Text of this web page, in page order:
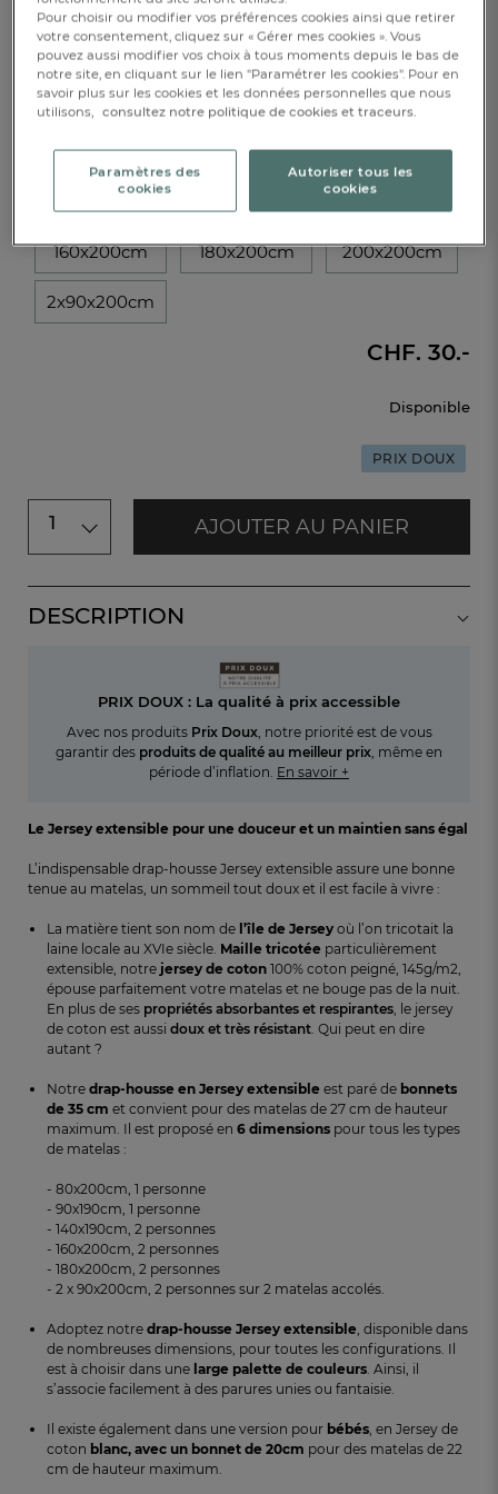
Drap-housse 1 pers. bonnet 35 cm
160x200cm 180x200cm 200x200cm
2x90x200cm
Disponible
CHF. 30.-
PRIX DOUX
1 AJOUTER AU PANIER
DESCRIPTION
PRIX DOUX : La qualité à prix accessible
Avec nos produits Prix Doux, notre priorité est de vous
garantir des produits de qualité au meilleur prix , même en
période d’inflation. En savoir +
Le Jersey extensible pour une douceur et un maintien sans égal
L’indispensable drap-housse Jersey extensible assure une bonne
tenue au matelas, un sommeil tout doux et il est facile à vivre :
La matière tient son nom de l’île de Jersey où l’on tricotait la
laine locale au XVIe siècle. Maille tricotée particulièrement
extensible, notre jersey de coton 100% coton peigné, 145g/m2,
épouse parfaitement votre matelas et ne bouge pas de la nuit.
En plus de ses propriétés absorbantes et respirantes , le jersey
de coton est aussi doux et très résistant . Qui peut en dire
autant ?
Notre drap-housse en Jersey extensible est paré de bonnets
de 35 cm et convient pour des matelas de 27 cm de hauteur
maximum. Il est proposé en 6 dimensions pour tous les types
de matelas :
- 80x200cm, 1 personne
- 90x190cm, 1 personne
- 140x190cm, 2 personnes
- 160x200cm, 2 personnes
- 180x200cm, 2 personnes
- 2 x 90x200cm, 2 personnes sur 2 matelas accolés.
Adoptez notre drap-housse Jersey extensible , disponible dans
de nombreuses dimensions, pour toutes les configurations. Il
est à choisir dans une large palette de couleurs . Ainsi, il
s’associe facilement à des parures unies ou fantaisie.
Il existe également dans une version pour bébés , en Jersey de
coton blanc, avec un bonnet de 20cm pour des matelas de 22
cm de hauteur maximum.
Pour choisir ou modifier vos préférences cookies ainsi que retirer
votre consentement, cliquez sur « Gérer mes cookies ». Vous
pouvez aussi modifier vos choix à tous moments depuis le bas de
notre site, en cliquant sur le lien "Paramétrer les cookies". Pour en
savoir plus sur les cookies et les données personnelles que nous
utilisons, consultez notre politique de cookies et traceurs.
Paramètres des
cookies
Autoriser tous les
cookies